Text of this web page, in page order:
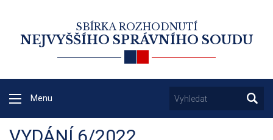
SBÍRKA ROZHODNUTÍ
NEJVYŠŠÍHO SPRÁVNÍHO SOUDU
Menu